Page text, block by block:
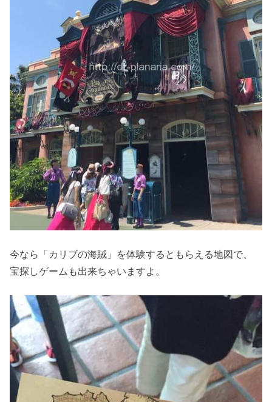
今なら「カリブの海賊」を体験するともらえる地図で、
宝探しゲームも出来ちゃいますよ。